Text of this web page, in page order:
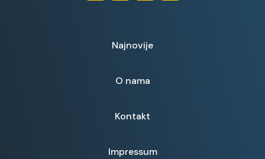
Najnovije
O nama
Kontakt
Impressum